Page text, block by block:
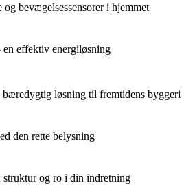
bevægelsessensorer i hjemmet
en effektiv energiløsning
bæredygtig løsning til fremtidens byggeri
den rette belysning
struktur og ro i din indretning